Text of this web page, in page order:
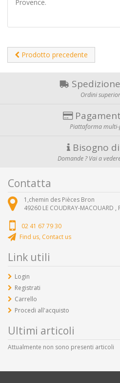
Provence.
Prodotto precedente
Ordini
Piattaforma
Bisogno
Domande ? Vai a
Contatta
1,chemin des Pièces Bron
49260 LE COUDRAY-MACOUARD ,
02 41 67 79 30
Find us, Contact us
Link utili
Login
Registrati
Carrello
Procedi all'acquisto
Ultimi articoli
Attualmente non sono presenti articoli